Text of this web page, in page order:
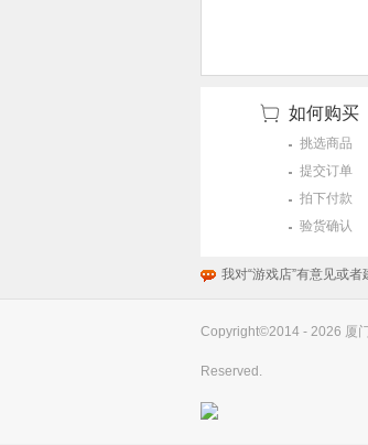
如何购买
挑选商品
提交订单
拍下付款
验货确认
我对“游戏店”有意见或者
Copyright©2014 - 2026 厦
Reserved.